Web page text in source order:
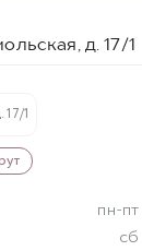
д. 17/1
1
пн-пт
сб